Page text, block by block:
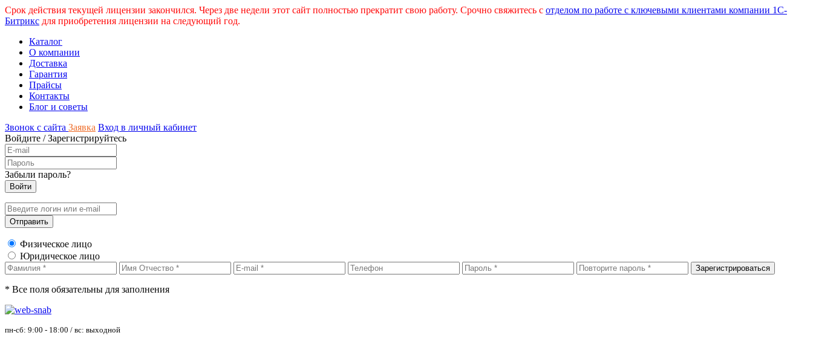
Срок действия текущей лицензии закончился. Через две недели этот сайт полностью прекратит свою работу. Срочно свяжитесь с отделом по работе с ключевыми клиентами компании 1С-
Битрикс для приобретения лицензии на следующий год.
Каталог
О компании
Доставка
Гарантия
Прайсы
Контакты
Блог и советы
Звонок с сайта Заявка Вход в личный кабинет
Войдите /Зарегистрируйтесь
Забыли пароль?
Физическое лицо
Юридическое лицо
* Все поля обязательны для заполнения
пн-сб: 9:00 - 18:00 / вс: выходной